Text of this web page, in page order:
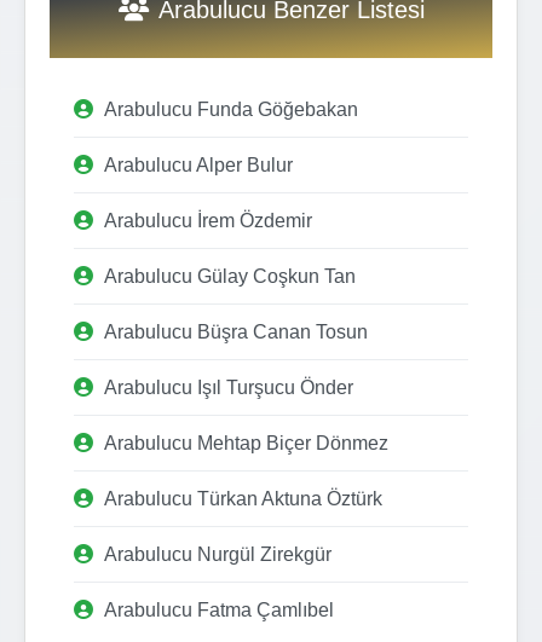
Arabulucu Benzer Listesi
Arabulucu Funda Göğebakan
Arabulucu Alper Bulur
Arabulucu İrem Özdemir
Arabulucu Gülay Coşkun Tan
Arabulucu Büşra Canan Tosun
Arabulucu Işıl Turşucu Önder
Arabulucu Mehtap Biçer Dönmez
Arabulucu Türkan Aktuna Öztürk
Arabulucu Nurgül Zirekgür
Arabulucu Fatma Çamlıbel